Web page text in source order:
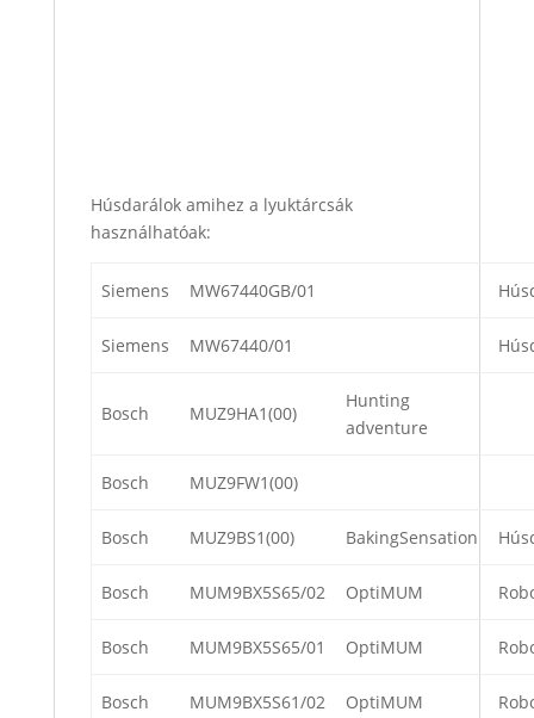
Húsdarálok amihez a lyuktárcsák
használhatóak:
Siemens MW67440GB/01
Siemens MW67440/01
Bosch MUZ9HA1(00)
Hunting
adventure
Bosch MUZ9FW1(00)
Bosch MUZ9BS1(00) BakingSensation
Bosch MUM9BX5S65/02 OptiMUM
Bosch MUM9BX5S65/01 OptiMUM
Bosch MUM9BX5S61/02 OptiMUM